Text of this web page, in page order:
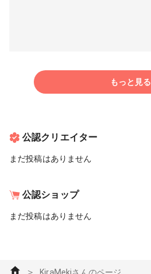
もっと見る
公認クリエイター
まだ投稿はありません
公認ショップ
まだ投稿はありません